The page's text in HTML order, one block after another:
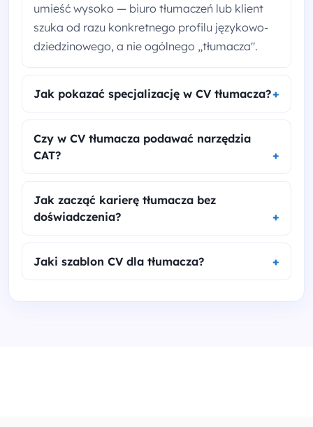
umieść wysoko — biuro tłumaczeń lub klient
szuka od razu konkretnego profilu językowo-
dziedzinowego, a nie ogólnego „tłumacza".
Jak pokazać specjalizację w CV tłumacza?
Czy w CV tłumacza podawać narzędzia
CAT?
Jak zacząć karierę tłumacza bez
doświadczenia?
Jaki szablon CV dla tłumacza?